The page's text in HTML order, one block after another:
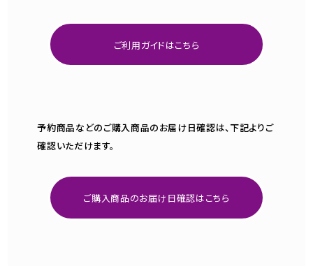
ご利用ガイドはこちら
予約商品などのご購入商品のお届け日確認は、下記よりご
確認いただけます。
ご購入商品のお届け日確認はこちら